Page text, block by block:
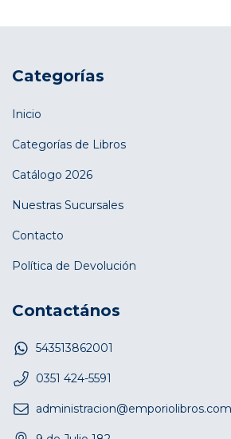
Categorías
Inicio
Categorías de Libros
Catálogo 2026
Nuestras Sucursales
Contacto
Política de Devolución
Contactános
543513862001
0351 424-5591